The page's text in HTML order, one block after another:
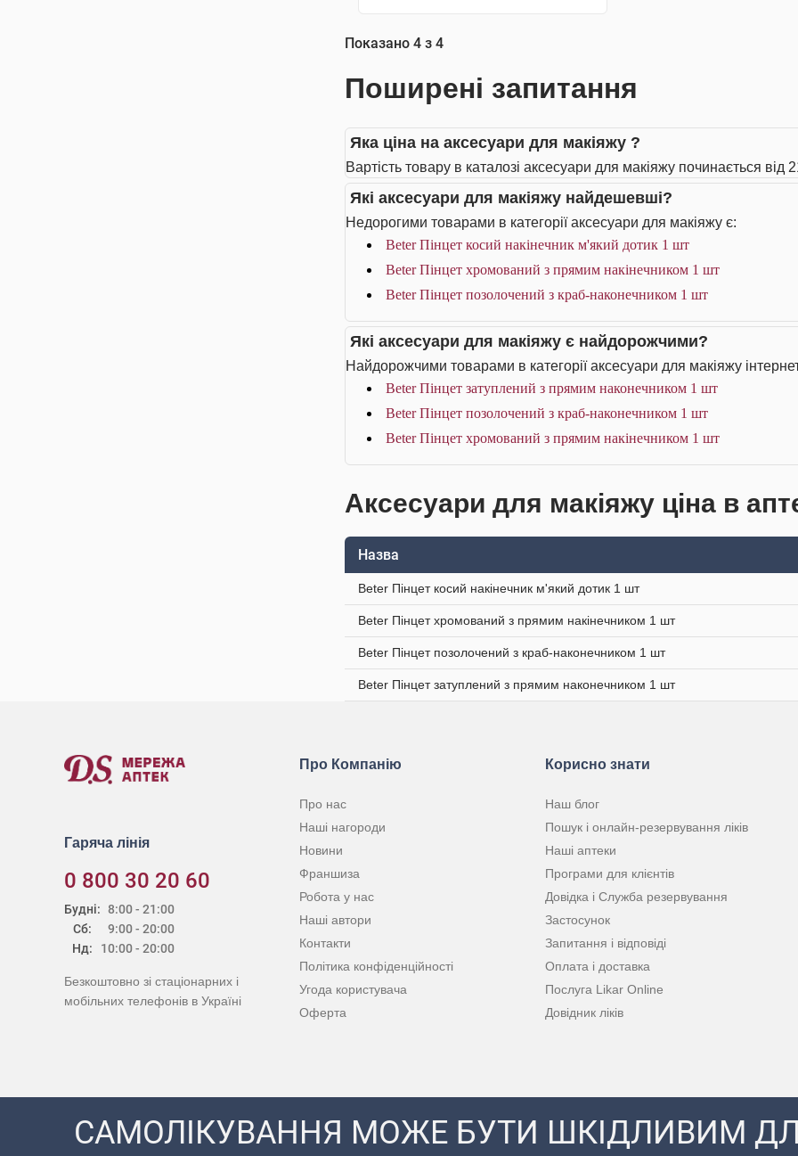
Показано 4 з 4
Поширені запитання
Яка ціна на аксесуари для макіяжу ?
Вартість товару в каталозі аксесуари для макіяжу починається від
Які аксесуари для макіяжу найдешевші?
Недорогими товарами в категорії аксесуари для макіяжу є:
Beter Пінцет косий накінечник м'який дотик 1 шт
Beter Пінцет хромований з прямим накінечником 1 шт
Beter Пінцет позолочений з краб-наконечником 1 шт
Які аксесуари для макіяжу є найдорожчими?
Найдорожчими товарами в категорії аксесуари для макіяжу
Beter Пінцет затуплений з прямим наконечником 1 шт
Beter Пінцет позолочений з краб-наконечником 1 шт
Beter Пінцет хромований з прямим накінечником 1 шт
Аксесуари для макіяжу ціна в
Назва
Beter Пінцет косий накінечник м'який дотик 1 шт
Beter Пінцет хромований з прямим накінечником 1 шт
Beter Пінцет позолочений з краб-наконечником 1 шт
Beter Пінцет затуплений з прямим наконечником 1 шт
Гаряча лінія
0 800 30 20 60
Будні:
Сб:
Нд:
8:00 - 21:00
9:00 - 20:00
10:00 - 20:00
Безкоштовно зі стаціонарних і
мобільних телефонів в Україні
Про Компанію
Про нас
Наші нагороди
Новини
Франшиза
Робота у нас
Наші автори
Контакти
Політика конфіденційності
Угода користувача
Оферта
Корисно знати
Наш блог
Пошук і онлайн-резервування ліків
Наші аптеки
Програми для клієнтів
Довідка і Служба резервування
Застосунок
Запитання і відповіді
Оплата і доставка
Послуга Likar Online
Довідник ліків
САМОЛІКУВАННЯ МОЖЕ БУТИ ШКІДЛИВИМ